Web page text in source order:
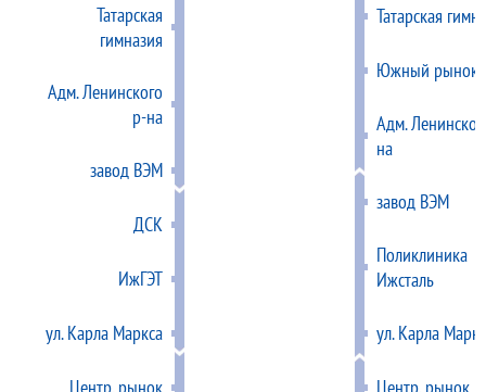
Татарская
гимназия
Адм. Ленинского
р-на
завод ВЭМ
ДСК
ИжГЭТ
ул. Карла Маркса
Центр. рынок
Татарская
Южный рынок
Адм.
на
завод ВЭМ
Поликлиника
Ижсталь
ул. Карла
Центр. рынок